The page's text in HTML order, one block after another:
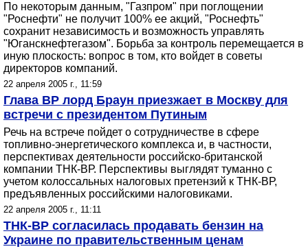
По некоторым данным, "Газпром" при поглощении
"Роснефти" не получит 100% ее акций, "Роснефть"
сохранит независимость и возможность управлять
"Юганскнефтегазом". Борьба за контроль перемещается в
иную плоскость: вопрос в том, кто войдет в советы
директоров компаний.
22 апреля 2005 г., 11:59
Глава ВР лорд Браун приезжает в Москву для
встречи с президентом Путиным
Речь на встрече пойдет о сотрудничестве в сфере
топливно-энергетического комплекса и, в частности,
перспективах деятельности российско-британской
компании ТНК-ВР. Перспективы выглядят туманно с
учетом колоссальных налоговых претензий к ТНК-ВР,
предъявленных российскими налоговиками.
22 апреля 2005 г., 11:11
ТНК-BP согласилась продавать бензин на
Украине по правительственным ценам